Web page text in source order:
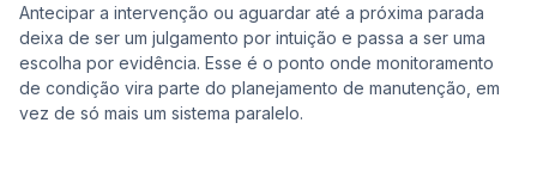
Antecipar a intervenção ou aguardar até a próxima parada
deixa de ser um julgamento por intuição e passa a ser uma
escolha por evidência. Esse é o ponto onde monitoramento
de condição vira parte do planejamento de manutenção, em
vez de só mais um sistema paralelo.